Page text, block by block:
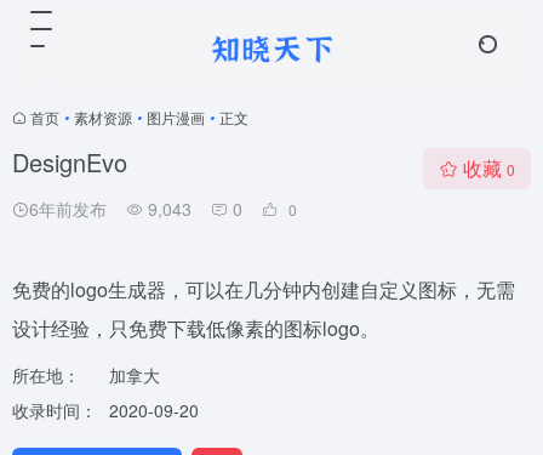
首页 • 素材资源 • 图片漫画 • 正文
DesignEvo
6年前发布 9,043 0 0
收藏 0
免费的logo生成器，可以在几分钟内创建自定义图标，无需
设计经验，只免费下载低像素的图标logo。
所在地：
加拿大
收录时间：
2020-09-20